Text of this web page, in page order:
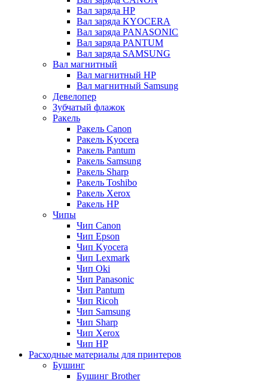
Вал заряда HP
Вал заряда KYOCERA
Вал заряда PANASONIC
Вал заряда PANTUM
Вал заряда SAMSUNG
Вал магнитный
Вал магнитный HP
Вал магнитный Samsung
Девелопер
Зубчатый флажок
Ракель
Ракель Canon
Ракель Kyocera
Ракель Pantum
Ракель Samsung
Ракель Sharp
Ракель Toshibo
Ракель Xerox
Ракель НР
Чипы
Чип Canon
Чип Epson
Чип Kyocera
Чип Lexmark
Чип Oki
Чип Panasonic
Чип Pantum
Чип Ricoh
Чип Samsung
Чип Sharp
Чип Xerox
Чип НР
Расходные материалы для принтеров
Бушинг
Бушинг Brother